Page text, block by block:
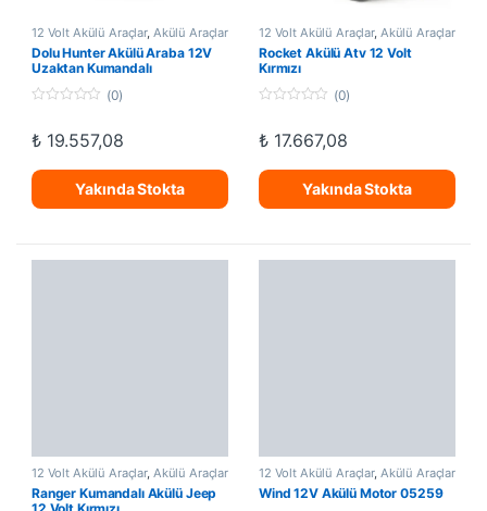
12 Volt Akülü Araçlar, Akülü Araçlar
Dolu Hunter Akülü Araba 12V
Uzaktan Kumandalı
u
f
(0)
₺19.557,08
Yakında Stokta
12 Volt Akülü Araçlar, Akülü Araçlar
Rocket Akülü Atv 12 Volt
Kırmızı
u
f
(0)
₺17.667,08
Yakında Stokta
12 Volt Akülü Araçlar, Akülü Araçlar
Ranger Kumandalı Akülü Jeep
12 Volt Akülü Araçlar, Akülü Araçlar
Wind 12V Akülü Motor 05259